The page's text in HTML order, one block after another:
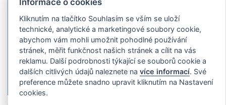
začít prodávat nebo jen nakupovat.
Hledej-hosting.cz - webhosting, VPS
hosting
Přehled webhostingových, multihosting a VPS
hosting programů s možností jejich
pokročilého vyhledávání a porovnávání.
Najděte si jednoduše vhodný hosting.
Kliknutím na tlačítko Souhlasím se vším se uloží
technické, analytické a marketingové soubory cookie,
abychom vám mohli umožnit pohodlné používání
stránek, měřit funkčnost našich stránek a cílit na vás
reklamu. Další podrobnosti týkající se souborů cookie a
dalších citlivých údajů naleznete navíce informací. Své
preference můžete snadno upravit kliknutím na Nastavení
cookies.